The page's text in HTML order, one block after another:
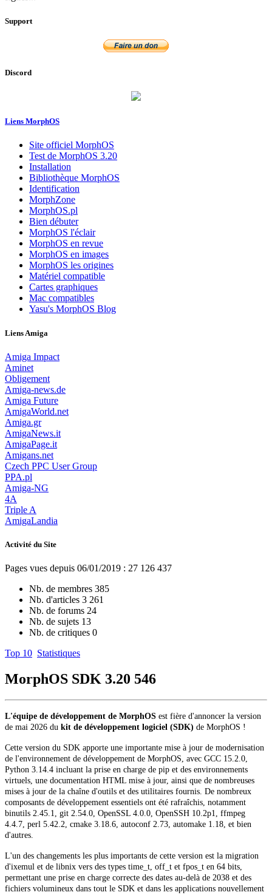
Support
Discord
Liens MorphOS
Site officiel MorphOS
Test de MorphOS 3.20
Installation
Bibliothèque MorphOS
Identification
MorphZone
MorphOS.pl
Bien débuter
MorphOS l'éclair
MorphOS en revue
MorphOS en images
MorphOS les origines
Matériel compatible
Cartes graphiques
Mac compatibles
Yasu's MorphOS Blog
Liens Amiga
Amiga Impact
Aminet
Obligement
Amiga-news.de
Amiga Future
AmigaWorld.net
Amiga.gr
AmigaNews.it
AmigaPage.it
Amigans.net
Czech PPC User Group
PPA.pl
Amiga-NG
4A
Triple A
AmigaLandia
Activité du Site
Pages vues depuis 06/01/2019 : 27 126 437
Nb. de membres 385
Nb. d'articles 3 261
Nb. de forums 24
Nb. de sujets 13
Nb. de critiques 0
Top 10 Statistiques
MorphOS SDK 3.20 546
L'équipe de développement de MorphOS est fière d'annoncer la version
de mai 2026 du kit de développement logiciel (SDK) de MorphOS !
Cette version du SDK apporte une importante mise à jour de modernisation
de l'environnement de développement de MorphOS, avec GCC 15.2.0,
Python 3.14.4 incluant la prise en charge de pip et des environnements
virtuels, une documentation HTML mise à jour, ainsi que de nombreuses
mises à jour de la chaîne d'outils et des utilitaires fournis. De nombreux
composants de développement essentiels ont été rafraîchis, notamment
binutils 2.45.1, git 2.54.0, OpenSSL 4.0.0, OpenSSH 10.2p1, ffmpeg
4.4.7, perl 5.42.2, cmake 3.18.6, autoconf 2.73, automake 1.18, et bien
d'autres.
L'un des changements les plus importants de cette version est la migration
d'ixemul et de libnix vers des types time_t, off_t et fpos_t en 64 bits,
permettant une prise en charge correcte des dates au-delà de 2038 et des
fichiers volumineux dans tout le SDK et dans les applications nouvellement